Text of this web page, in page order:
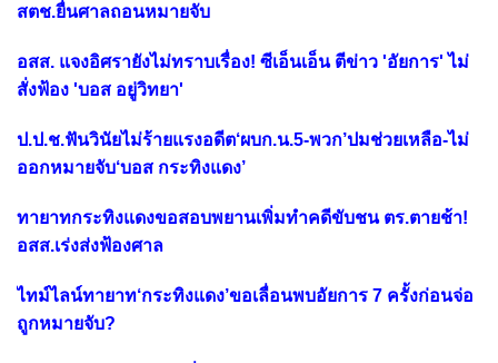
สตช.ยื่นศาลถอนหมายจับ
อสส. แจงอิศรายังไม่ทราบเรื่อง! ซีเอ็นเอ็น ตีข่าว 'อัยการ' ไม่
สั่งฟ้อง 'บอส อยู่วิทยา'
ป.ป.ช.ฟันวินัยไม่ร้ายแรงอดีต‘ผบก.น.5-พวก’ปมช่วยเหลือ-ไม่
ออกหมายจับ‘บอส กระทิงแดง’
ทายาทกระทิงแดงขอสอบพยานเพิ่มทำคดีขับชน ตร.ตายช้า!
อสส.เร่งส่งฟ้องศาล
ไทม์ไลน์ทายาท‘กระทิงแดง’ขอเลื่อนพบอัยการ 7 ครั้งก่อนจ่อ
ถูกหมายจับ?